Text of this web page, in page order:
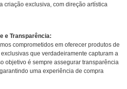
criação exclusiva, com direção artística
e Transparência:
comprometidos em oferecer produtos de
que verdadeiramente capturam a
objetivo é sempre assegurar transparência
uma experiência de compra